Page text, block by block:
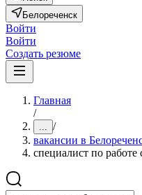
Белореченск
Войти
Войти
Создать резюме
Главная
/
... /
вакансии в
специалист по